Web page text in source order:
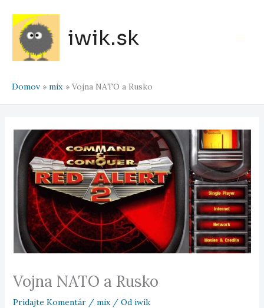
obsah
iwik.sk
Domov mix Vojna NATO a Rusko
Vojna NATO a Rusko
Pridajte Komentár / mix/ Od iwik